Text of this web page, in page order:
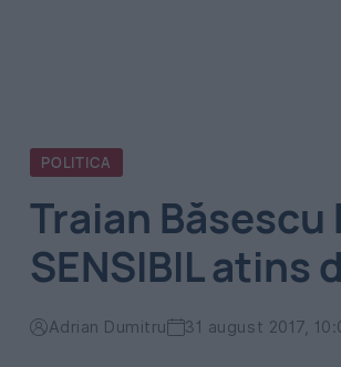
POLITICA
Traian Băsescu
SENSIBIL atins
Adrian Dumitru 31 august 2017,